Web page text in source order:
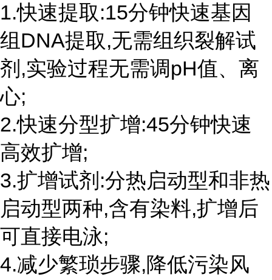
1.快速提取:15分钟快速基因
组DNA提取,无需组织裂解试
剂,实验过程无需调pH值、离
心;
2.快速分型扩增:45分钟快速
高效扩增;
3.扩增试剂:分热启动型和非热
启动型两种,含有染料,扩增后
可直接电泳;
4.减少繁琐步骤,降低污染风